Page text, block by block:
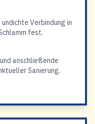
Verbindung in
fest.
anschließende
Sanierung.